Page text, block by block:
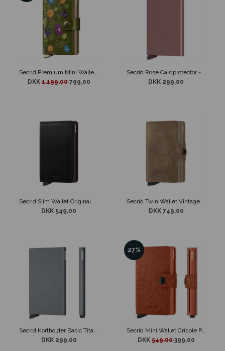
Secrid Premium Mini Wallet Stitch Floral Olive
DKK1.199,00799,00
Secrid Rose Cardprotector - Kortholder Rose
DKK 299,00
Secrid Slim Wallet Original Black & Brown
DKK 549,00
Secrid Twin Wallet Vintage Taupe
DKK 749,00
DKK 299,00
27%
Secrid Mini Wallet Crisple Pumpkin
DKK549,00399,00